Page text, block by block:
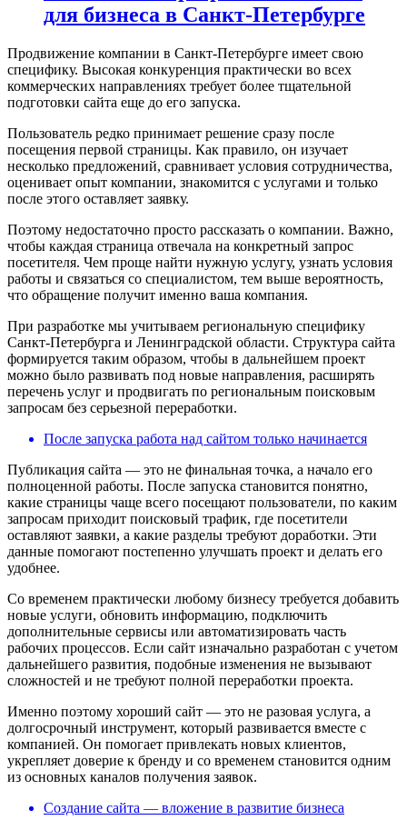
для бизнеса в Санкт-Петербурге
Продвижение компании в Санкт-Петербурге имеет свою
специфику. Высокая конкуренция практически во всех
коммерческих направлениях требует более тщательной
подготовки сайта еще до его запуска.
Пользователь редко принимает решение сразу после
посещения первой страницы. Как правило, он изучает
несколько предложений, сравнивает условия сотрудничества,
оценивает опыт компании, знакомится с услугами и только
после этого оставляет заявку.
Поэтому недостаточно просто рассказать о компании. Важно,
чтобы каждая страница отвечала на конкретный запрос
посетителя. Чем проще найти нужную услугу, узнать условия
работы и связаться со специалистом, тем выше вероятность,
что обращение получит именно ваша компания.
При разработке мы учитываем региональную специфику
Санкт-Петербурга и Ленинградской области. Структура сайта
формируется таким образом, чтобы в дальнейшем проект
можно было развивать под новые направления, расширять
перечень услуг и продвигать по региональным поисковым
запросам без серьезной переработки.
После запуска работа над сайтом только начинается
Публикация сайта — это не финальная точка, а начало его
полноценной работы. После запуска становится понятно,
какие страницы чаще всего посещают пользователи, по каким
запросам приходит поисковый трафик, где посетители
оставляют заявки, а какие разделы требуют доработки. Эти
данные помогают постепенно улучшать проект и делать его
удобнее.
Со временем практически любому бизнесу требуется добавить
новые услуги, обновить информацию, подключить
дополнительные сервисы или автоматизировать часть
рабочих процессов. Если сайт изначально разработан с учетом
дальнейшего развития, подобные изменения не вызывают
сложностей и не требуют полной переработки проекта.
Именно поэтому хороший сайт — это не разовая услуга, а
долгосрочный инструмент, который развивается вместе с
компанией. Он помогает привлекать новых клиентов,
укрепляет доверие к бренду и со временем становится одним
из основных каналов получения заявок.
Создание сайта — вложение в развитие бизнеса